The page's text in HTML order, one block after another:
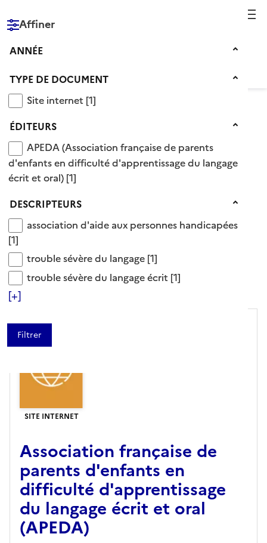
FRANÇAISE
Voir le fil d’Ariane
Affiner
Année
ANNÉE
Type de document
TYPE DE DOCUMENT
Site internet
Site internet [1]
Éditeurs
ÉDITEURS
APEDA (Association française de parents
APEDA (Association française de parents
d'enfants en difficulté d'apprentissage du langage
écrit et oral) [1]
Descripteurs
DESCRIPTEURS
association d'aide aux personnes handicapées
association d'aide aux personnes handicapées
[1]
trouble sévère du langage
trouble sévère du langage [1]
trouble sévère du langage écrit
trouble sévère du langage écrit [1]
[+]
Éditeur APEDA (Association française de
parents d'enfants en difficulté
d'apprentissage du langage écrit et oral)
1 Documents disponibles chez cet éditeur
Tris disponibles (Ouverture d'une modale)
Ajouter le résultat au panier
Affiner la recherche
SITE INTERNET
Association française de
parents d'enfants en
difficulté d'apprentissage
du langage écrit et oral
(APEDA)